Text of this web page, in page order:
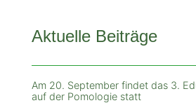
Aktuelle Beiträge
Am 20. September findet das 3.
auf der Pomologie statt